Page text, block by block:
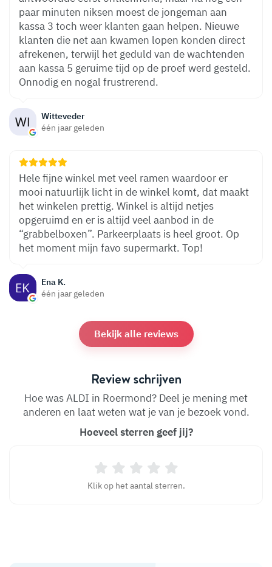
Witteveder
één jaar geleden
paar minuten niksen moest de jongeman aan
kassa 3 toch weer klanten gaan helpen. Nieuwe
klanten die net aan kwamen lopen konden direct
afrekenen, terwijl het geduld van de wachtenden
aan kassa 5 geruime tijd op de proef werd gesteld.
Onnodig en nogal frustrerend.
Ena K.
één jaar geleden
Hele fijne winkel met veel ramen waardoor er
mooi natuurlijk licht in de winkel komt, dat maakt
het winkelen prettig. Winkel is altijd netjes
opgeruimd en er is altijd veel aanbod in de
“grabbelboxen”. Parkeerplaats is heel groot. Op
het moment mijn favo supermarkt. Top!
Bekijk alle reviews
Review schrijven
Hoe was ALDI in Roermond? Deel je mening met
anderen en laat weten wat je van je bezoek vond.
Hoeveel sterren geef jij?
Klik op het aantal sterren.